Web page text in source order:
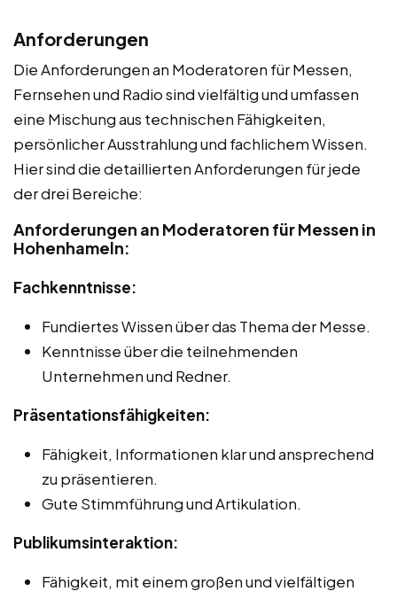
Anforderungen
Die Anforderungen an Moderatoren für Messen,
Fernsehen und Radio sind vielfältig und umfassen
eine Mischung aus technischen Fähigkeiten,
persönlicher Ausstrahlung und fachlichem Wissen.
Hier sind die detaillierten Anforderungen für jede
der drei Bereiche:
Anforderungen an Moderatoren für Messen in
Hohenhameln:
Fachkenntnisse:
Fundiertes Wissen über das Thema der Messe.
Kenntnisse über die teilnehmenden
Unternehmen und Redner.
Präsentationsfähigkeiten:
Fähigkeit, Informationen klar und ansprechend
zu präsentieren.
Gute Stimmführung und Artikulation.
Publikumsinteraktion:
Fähigkeit, mit einem großen und vielfältigen